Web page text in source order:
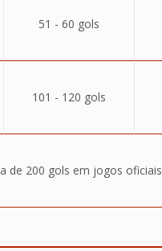
51 - 60 gols
101 - 120 gols
de 200 gols em jogos oficiais